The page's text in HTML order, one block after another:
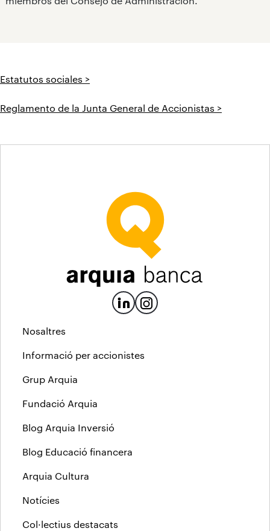
Estatutos sociales >
Reglamento de la Junta General de Accionistas >
Nosaltres
Informació per accionistes
Grup Arquia
Fundació Arquia
Blog Arquia Inversió
Blog Educació financera
Arquia Cultura
Notícies
Col·lectius destacats